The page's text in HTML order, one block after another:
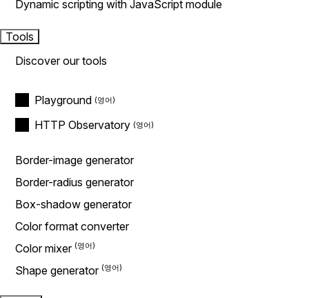
Dynamic scripting with JavaScript module
Tools
Discover our tools
Playground
HTTP Observatory
Border-image generator
Border-radius generator
Box-shadow generator
Color format converter
Color mixer
Shape generator